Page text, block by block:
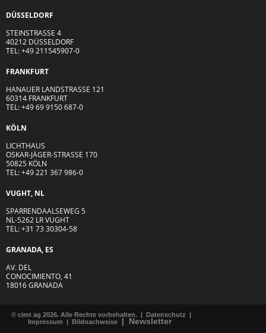
DÜSSELDORF
STEINSTRASSE 4
40212 DÜSSELDORF
TEL: +49 211545907-0
FRANKFURT
HANAUER LANDSTRASSE 121
60314 FRANKFURT
TEL: +49 69 9150 687-0
KÖLN
LICHTHAUS
OSKAR-JÄGER-STRASSE 170
50825 KÖLN
TEL: +49 221 367 986-0
VUGHT, NL
SPARRENDAALSEWEG 5
NL-5262 LR VUGHT
TEL: +31 73 30304-58
GRANADA, ES
AV. DEL
CONOCIMIENTO, 41
18016 GRANADA
© cimt ag 2026. Alle Rechte vorbehalten. | Datenschutz |
Impressum
| Bildnachweise | Newsletter